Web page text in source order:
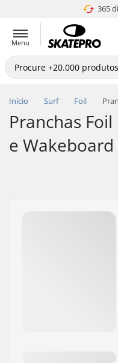
365
Menu
Início Surf Foil
Pranchas
e Wakeboard